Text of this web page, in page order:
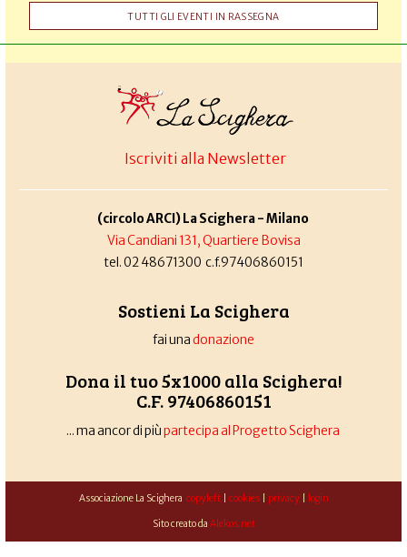
TUTTI GLI EVENTI IN RASSEGNA
Iscriviti alla Newsletter
(circolo ARCI) La Scighera - Milano
Via Candiani 131, Quartiere Bovisa
tel. 02 48671300 c.f.97406860151
Sostieni La Scighera
fai unadonazione
Dona il tuo 5x1000 alla Scighera!
C.F. 97406860151
... ma ancor di piùpartecipa al Progetto Scighera
Associazione La Scighera copyleft| cookies| privacy| login
Sito creato da Alekos.net